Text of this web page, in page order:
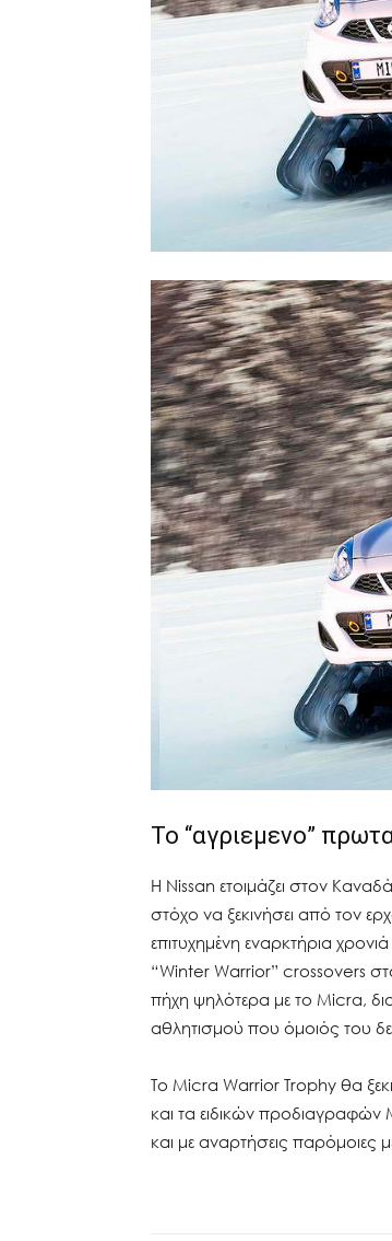
To “αγριεμενο”
Η Nissan ετοιμάζει στον
στόχο να ξεκινήσει από τον
επιτυχημένη εναρκτήρια
“Winter Warrior” crossovers
πήχη ψηλότερα με το Micra,
αθλητισμού που όμοιός του δεν
Το Micra Warrior Trophy θα
και τα ειδικών
και με αναρτήσεις παρόμοιες